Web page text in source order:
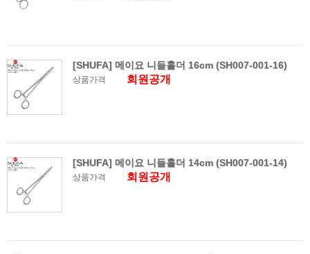
[SHUFA] 메이요 니들홀더 16cm (SH007-001-16)
상품가격 회원공개
[SHUFA] 메이요 니들홀더 14cm (SH007-001-14)
상품가격 회원공개